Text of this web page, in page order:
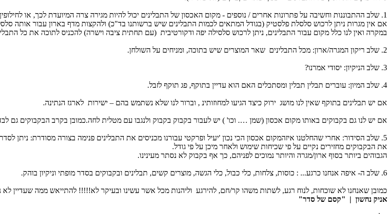
1. שלב ההתבוננות וחשיבה על פתרונות אחרים / נוספים - מקום האכסון של התבלינים יכול להיות מגירה צרה המיועדת לכך, או לחילופין מגרה רגילה.
אם אין מגרות ניתן לרכוש סלסלת פלסטיק (בגודל המתאים לכמות התבלינים שיש ברשותנו בד"כ) ולהקצות מדף בארון עבור אותה
במקרה ואין לנו כלל מקום עבור התבלינים, ניתן לרכוש סלסילה יפה ודקורטיבית (עם תחתית ציבה וישרה) להכניס לתוכה את כל
2. שלב ריקון המגרה/ארון: מכל התבלינים שאר המוצרים שיש בתוכה, ומניחים על השולחן.
3. שלב הניקיון: יסודי אמרנו?
4. שלב המיון: עוברים תבלין תבלין ומסתכלים האם הוא עדיין בתוקף, פג תוקף לזבל.
אם יש תבלינים בתוקף שאין לנו מושג ירוק כיצד הגיעו למחוזותינ , וברור לנו שלא נשתמש בהם – ישירות לארגז הנתינה.
אם יש לנו גם בקבוקים באותו מקום אכסון (שמן …. וכו' ) יש לעבור בקבוק בקבוק ולנגבו עם מטלית לחה.כמובן בקרב הבקבוקים גם
5. שלב הסידור: אחרי שהחלטנו איזהמקום אכסון הכי נכון 'יעיל ופרקטי עבורנו מכניסים את התבלינים פנימה בצורה מסודרת: ניתן לסדר על פי סוגים, גדלים או שכיחות השימוש בהם.
את הבקבוקים מחזירים נקיים על פי שכיחות שימוש ולאחר מיכן על פי גודל.
הגבוהים ביותר בסוף ארון/מגרה והיותר נמוכים לפניהם, כך אף בקבוק לא נסתר מעינינו.
6. שלב ה- איפה אנחנו כרגע... : כוסות, צלחות, כלי כבול, כלי הגשה, מוצרים קשים, תבלינים ובקבוקים בסדר מופתי וניקיון בוהק.
כמובן שאנחנו לא שוכחות, לנוח רגע, לשתות משהו קר/חם, להירגע וליהנות מכל אשר עשינו ובעיקר לא!!!!! להתייאש ממה שעדיין
אניק נחשון | "קסם של סדר"